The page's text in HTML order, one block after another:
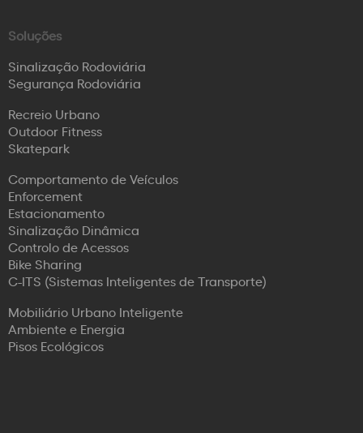
Soluções
Sinalização Rodoviária
Segurança Rodoviária
Recreio Urbano
Outdoor Fitness
Skatepark
Comportamento de Veículos
Enforcement
Estacionamento
Sinalização Dinâmica
Controlo de Acessos
Bike Sharing
C-ITS (Sistemas Inteligentes de Transporte)
Mobiliário Urbano Inteligente
Ambiente e Energia
Pisos Ecológicos